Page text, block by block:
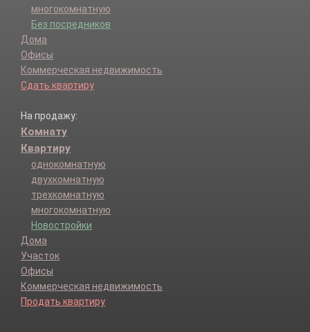
многокомнатную
Без посредников
Дома
Офисы
Коммерческая недвижимость
Сдать квартиру
На продажу:
Комнату
Квартиру
однокомнатную
двухкомнатную
трехкомнатную
многокомнатную
Новостройки
Дома
Участок
Офисы
Коммерческая недвижимость
Продать квартиру